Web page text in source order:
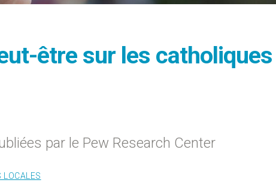
être sur les catholiques
par le Pew Research Center
LOCALES